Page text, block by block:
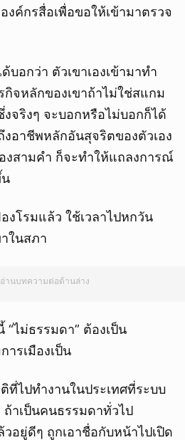
งค์กรสื่อเพื่อขอให้เข้ามาตรวจ
อกว่า ตัวเขาเองเข้ามาทำ
กิจหลักของเขาถ้าไม่ใช่สแกม
งจริงๆ จะบอกหรือไม่บอกก็ได้
อาชีพหลักอันสุจริตของตัวเอง
งสามคำ ก็จะทำให้แถลงการณ์
งโรมแล้ว ใช้เวลาไปหกวัน
ในสภา
านบทความต่อด้านล่าง
ไม่ธรรมดา” ต้องเป็น
ารเมืองเป็น
ที่ไปทำงานในประเทศที่ระบบ
าเป็นคนธรรมดาทั่วไป
อยู่ดีๆ ถูกเอาชื่อกับหน้าไปเปิด